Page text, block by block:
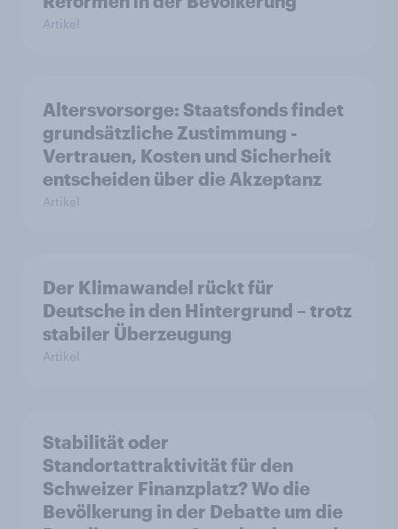
Artikel
Altersvorsorge: Staatsfonds findet
grundsätzliche Zustimmung -
Vertrauen, Kosten und Sicherheit
entscheiden über die Akzeptanz
Artikel
Der Klimawandel rückt für
Deutsche in den Hintergrund – trotz
stabiler Überzeugung
Artikel
Stabilität oder
Standortattraktivität für den
Schweizer Finanzplatz? Wo die
Bevölkerung in der Debatte um die